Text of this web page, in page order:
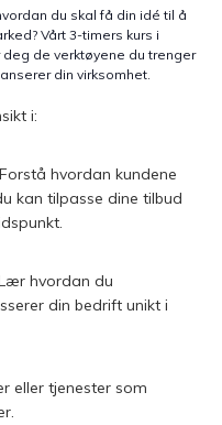
du skal få din idé til å
Vårt 3-timers kurs i
deg de verktøyene du trenger
din virksomhet.
i:
hvordan kundene
kan tilpasse dine tilbud
hvordan du
din bedrift unikt i
eller tjenester som